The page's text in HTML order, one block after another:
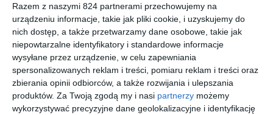
Razem z naszymi 824 partnerami przechowujemy na
urządzeniu informacje, takie jak pliki cookie, i uzyskujemy do
nich dostęp, a także przetwarzamy dane osobowe, takie jak
niepowtarzalne identyfikatory i standardowe informacje
wysyłane przez urządzenie, w celu zapewniania
spersonalizowanych reklam i treści, pomiaru reklam i treści oraz
zbierania opinii odbiorców, a także rozwijania i ulepszania
produktów. Za Twoją zgodą my i nasi partnerzy możemy
wykorzystywać precyzyjne dane geolokalizacyjne i identyfikację
Wstąp do księgarni
[ audiobook ] [ książka ] [ e-book ] [ komiks ]